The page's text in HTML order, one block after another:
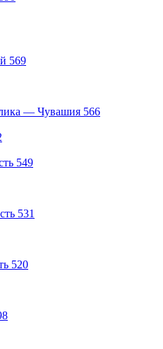
569
— Чувашия 566
549
531
520